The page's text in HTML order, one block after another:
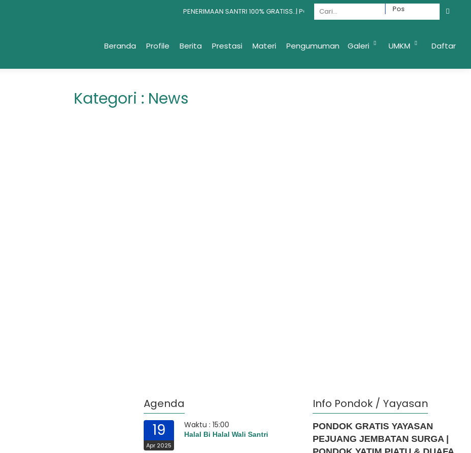
PENERIMAAN SANTRI 100% GRATISS..| PONDOK GRATIS YAYASAN PEJUANG JEMBATAN
Beranda Profile Berita Prestasi Materi Pengumuman Galeri UMKM Daftar
Kategori : News
Agenda
19
Apr 2025
Waktu : 15:00
Halal Bi Halal Wali Santri
Info Pondok / Yayasan
PONDOK GRATIS YAYASAN
PEJUANG JEMBATAN SURGA |